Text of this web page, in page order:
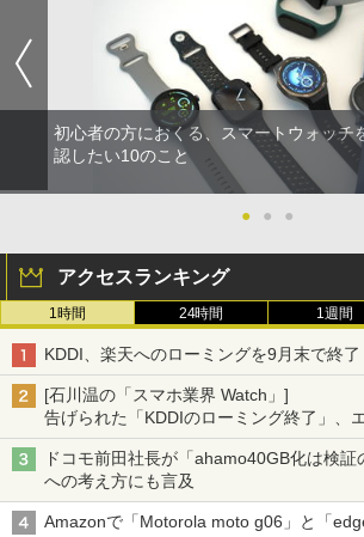
初心者の方におくる、スマートウォッチ
認したい10のこと
● ● ●
アクセスランキング
1時間 24時間 1週間
KDDI、楽天へのローミングを9月末で終了
[石川温の「スマホ業界 Watch」]
告げられた「KDDIのローミング終了」、
穴と楽天モバイルの課題
ドコモ前田社長が「ahamo40GB化は検
への考え方にも言及
Amazonで「Motorola moto g06」と「